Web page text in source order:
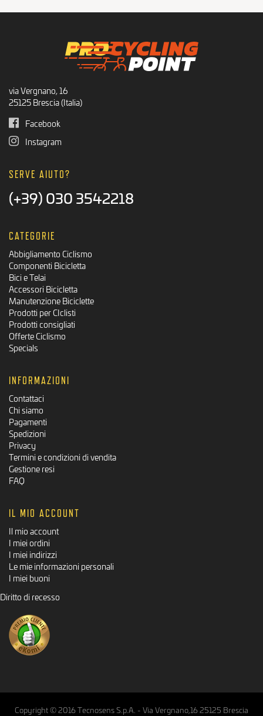
via Vergnano, 16
25125 Brescia (Italia)
Facebook
Instagram
SERVE AIUTO?
(+39) 030 3542218
CATEGORIE
Abbigliamento Ciclismo
Componenti Bicicletta
Bici e Telai
Accessori Bicicletta
Manutenzione Biciclette
Prodotti per CIclisti
Prodotti consigliati
Offerte Ciclismo
Specials
INFORMAZIONI
Contattaci
Chi siamo
Pagamenti
Spedizioni
Privacy
Termini e condizioni di vendita
Gestione resi
FAQ
IL MIO ACCOUNT
Il mio account
I miei ordini
I miei indirizzi
Le mie informazioni personali
I miei buoni
Diritto di recesso
Copyright © 2016 Tecnosens S.p.A. - Via Vergnano,16 25125 Brescia